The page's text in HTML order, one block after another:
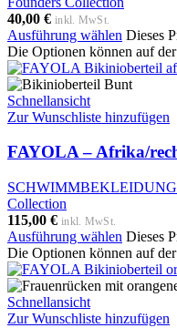
40,00 € inkl. MwSt.
Ausführung wählen Dieses
Die Optionen können auf
Schnellansicht
Zur Wunschliste hinzufügen
FAYOLA – Afrika/
SCHWIMMBEKLEIDUNG
Collection
115,00 € inkl. MwSt.
Ausführung wählen Dieses
Die Optionen können auf
Schnellansicht
Zur Wunschliste hinzufügen